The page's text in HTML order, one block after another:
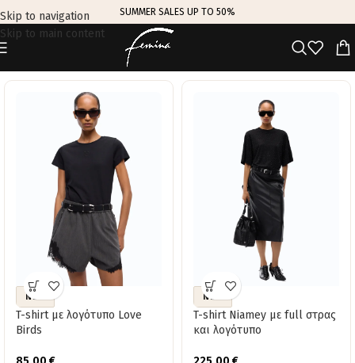
Skip to navigation
Skip to main content
SUMMER SALES UP TO 50%
TRENDING THIS WEEK
NEW
T-shirt με λογότυπο Love
Birds
NEW
T-shirt Niamey με full στρας
και λογότυπο